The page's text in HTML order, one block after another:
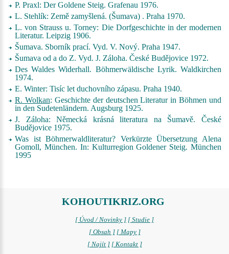
P. Praxl: Der Goldene Steig. Grafenau 1976.
L. Stehlík: Země zamyšlená. (Šumava) . Praha 1970.
L. von Strauss u. Torney: Die Dorfgeschichte in der modernen
Literatur. Leipzig 1906.
Šumava. Sborník prací. Vyd. V. Nový. Praha 1947.
Šumava od a do Z. Vyd. J. Záloha. České Budějovice 1972.
Des Waldes Widerhall. Böhmerwäldische Lyrik. Waldkirchen
1974.
E. Winter: Tisíc let duchovního zápasu. Praha 1940.
R. Wolkan: Geschichte der deutschen Literatur in Böhmen und
in den Sudetenländern. Augsburg 1925.
J. Záloha:Německá krásná literatura na Šumavě. České
Budějovice 1975.
Was ist Böhmerwaldliteratur? Verkürzte Übersetzung Alena
Gomoll, München. In: Kulturregion Goldener Steig. München
1995
KOHOUTIKRIZ.ORG
[ Úvod / Novinky ] [ Studie ]
[ Obsah ] [ Mapy ]
[ Najít ] [ Kontakt ]